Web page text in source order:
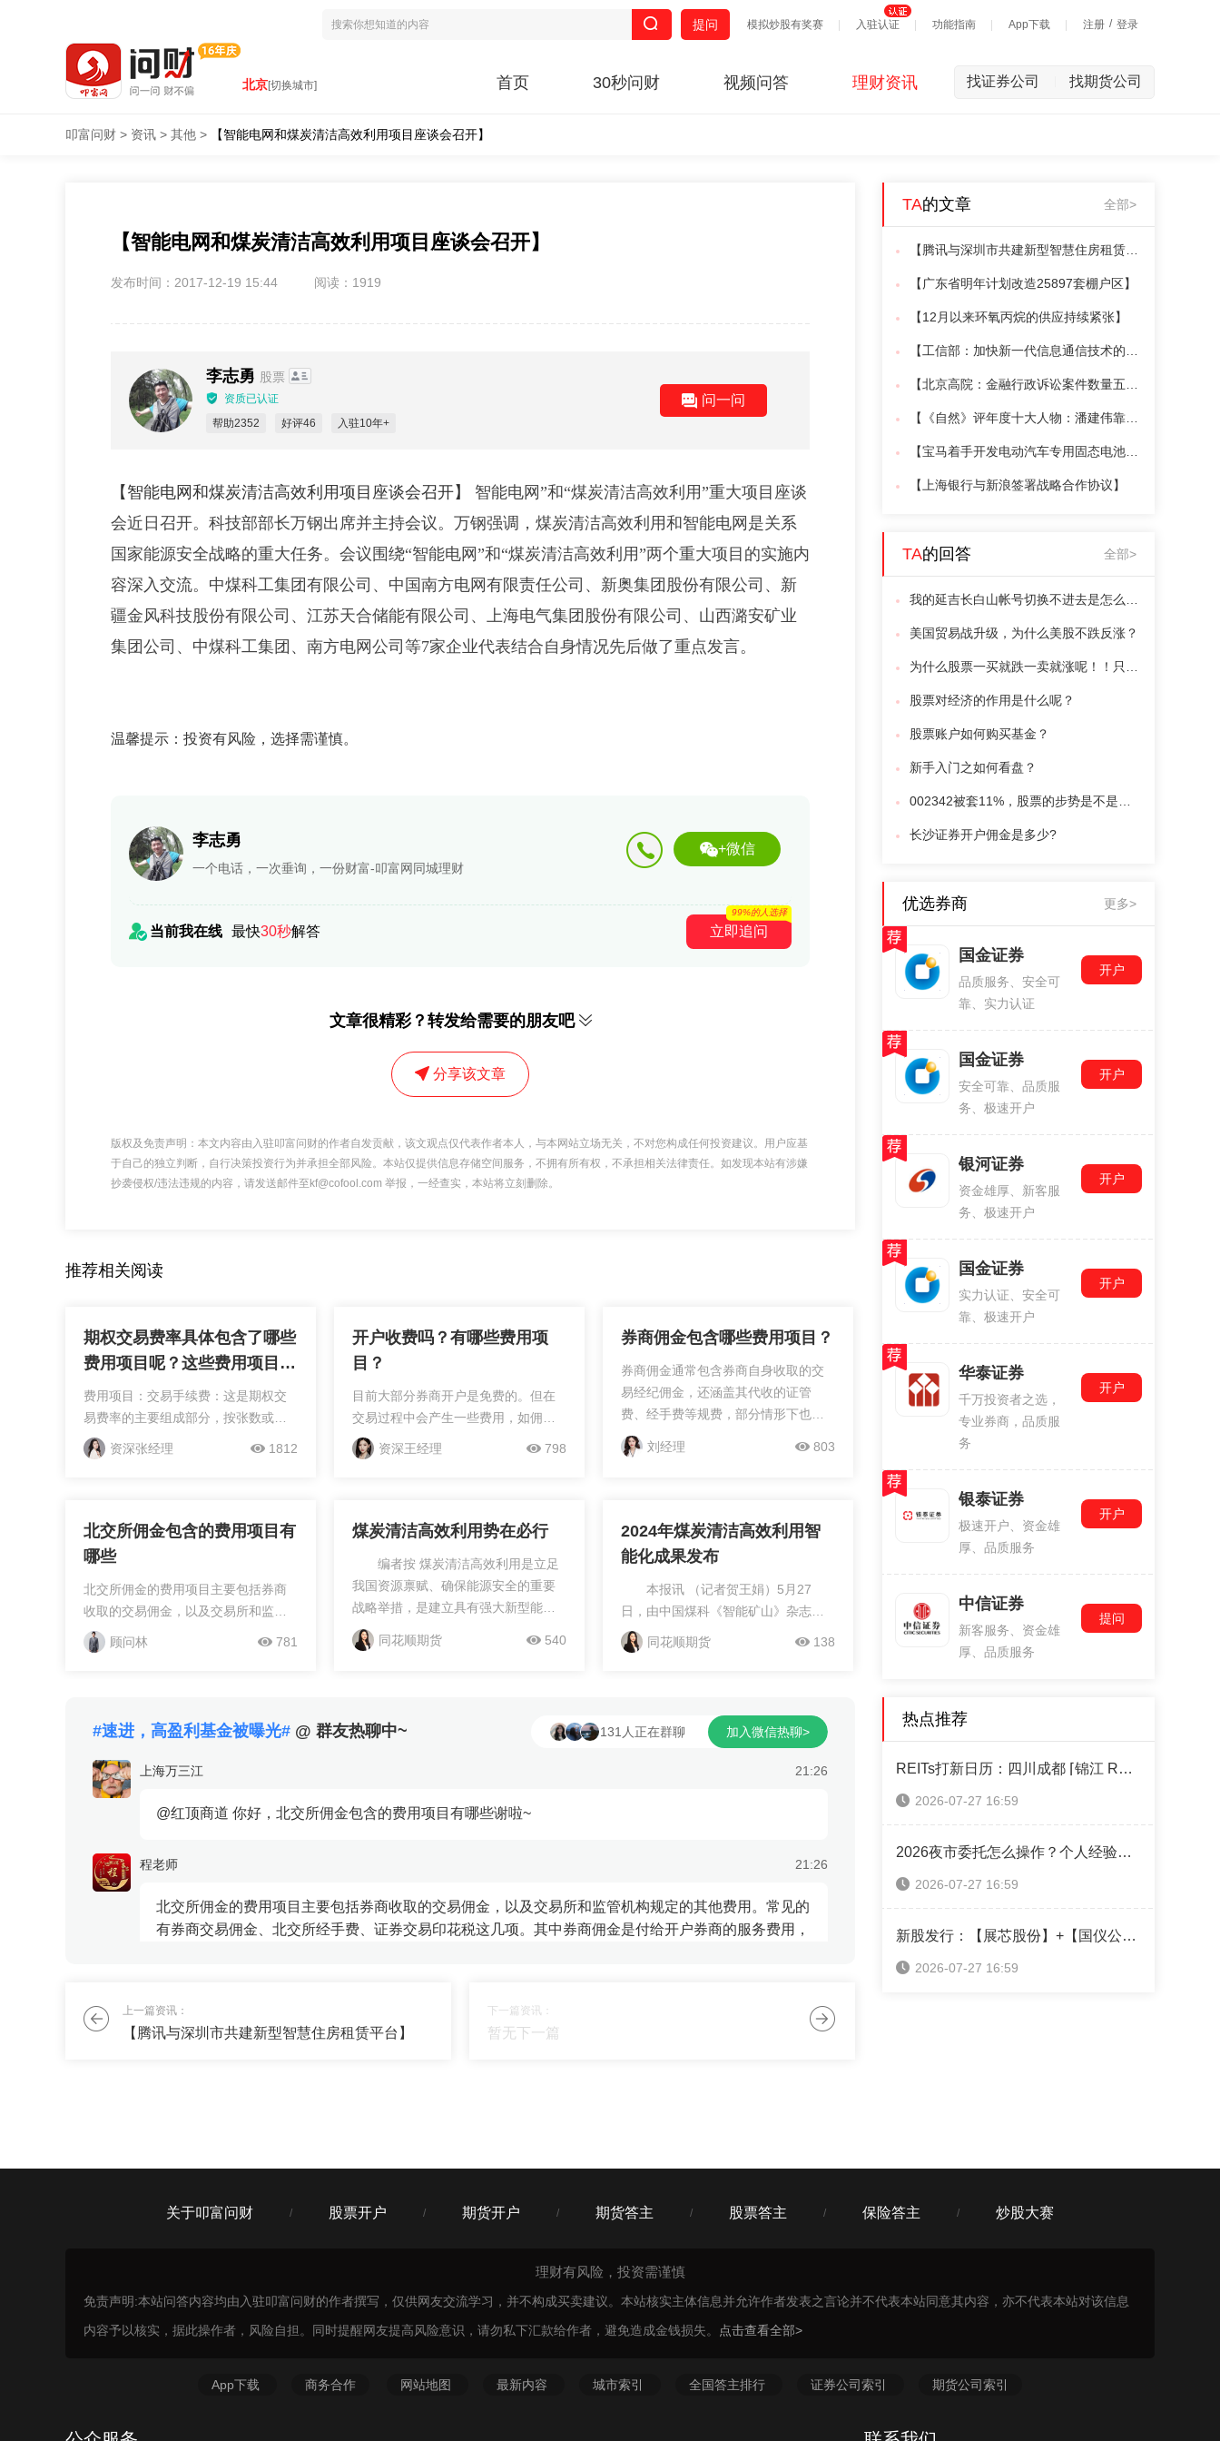
模拟炒股有奖赛 入驻认证 功能指南 App下载 注册 / 登录
提问
北京[切换城市] 首页 30秒问财 视频问答 理财资讯 找证券公司 找期货公司
叩富问财 > 资讯 > 其他 > 【智能电网和煤炭清洁高效利用项目座谈会召开】
【智能电网和煤炭清洁高效利用项目座谈会召开】
发布时间：2017-12-19 15:44 阅读：1919
李志勇 股票
资质已认证
帮助2352
好评46 入驻10年+
问一问
【智能电网和煤炭清洁高效利用项目座谈会召开】
智能电网”和“煤炭清洁高效利用”重大项目座谈
会近日召开。科技部部长万钢出席并主持会议。万钢强调，煤炭清洁高效利用和智能电网是关系
国家能源安全战略的重大任务。会议围绕“智能电网”和“煤炭清洁高效利用”两个重大项目的实施内
容深入交流。中煤科工集团有限公司、中国南方电网有限责任公司、新奥集团股份有限公司、新
疆金风科技股份有限公司、江苏天合储能有限公司、上海电气集团股份有限公司、山西潞安矿业
集团公司、中煤科工集团、南方电网公司等7家企业代表结合自身情况先后做了重点发言。
温馨提示：投资有风险，选择需谨慎。
李志勇
一个电话，一次垂询，一份财富-叩富网同城理财
+微信
当前我在线 最快30秒解答 立即追问
99%的人选择
文章很精彩？转发给需要的朋友吧
分享该文章
版权及免责声明：本文内容由入驻叩富问财的作者自发贡献，该文观点仅代表作者本人，与本网站立场无关，不对您构成任何投资建议。用户应基
于自己的独立判断，自行决策投资行为并承担全部风险。本站仅提供信息存储空间服务，不拥有所有权，不承担相关法律责任。如发现本站有涉嫌
抄袭侵权/违法违规的内容，请发送邮件至kf@cofool.com 举报，一经查实，本站将立刻删除。
推荐相关阅读
期权交易费率具体包含了哪些
费用项目呢？这些费用项目是
如何确定和收取的呢？
费用项目：交易手续费：这是期权交
易费率的主要组成部分，按张数或交
易金额的一定比例收取，如每张期权
合约收取3-5元手续费，或者按交易金
资深张经理 1812
开户收费吗？有哪些费用项
目？​
目前大部分券商开户是免费的。但在
交易过程中会产生一些费用，如佣金
（买卖股票时券商收取的费用）、印
花税（卖出股票时国家征收的税
资深王经理 798
券商佣金包含哪些费用项目？
券商佣金通常包含券商自身收取的交
易经纪佣金，还涵盖其代收的证管
费、经手费等规费，部分情形下也包
含过户费。开户支持异地操作的哦，
在手机上就可以完成开户，要开户的
刘经理 803
北交所佣金包含的费用项目有
哪些
北交所佣金的费用项目主要包括券商
收取的交易佣金，以及交易所和监管
机构规定的其他费用。常见的有券商
交易佣金、北交所经手费、证券交易
易...
顾问林 781
煤炭清洁高效利用势在必行
编者按 煤炭清洁高效利用是立足
我国资源禀赋、确保能源安全的重要
战略举措，是建立具有强大新型能源
体系、实现“双碳”目标的关键支撑。今
年将如何推进煤炭清洁高效利用？又
大势 实现“双碳”目标，煤炭清洁高
今年的《政府工作报告》强调，我国
要推进煤炭清洁高效利用和技术研
同花顺期货 540
2024年煤炭清洁高效利用智
能化成果发布
本报讯 （记者贺王娟）5月27
日，由中国煤科《智能矿山》杂志主
办的“2024年煤炭清洁高效利用智能化
成果发布暨选煤厂智能化建设论坛”在
山》主编王国法作了题为《能源转型
中的煤炭产业高端化智能化绿色化发
展》的主题报告。发布了2024年10项
出人物35人。 会议同期举办了选
同花顺期货 138
#速进，高盈利基金被曝光# @ 群友热聊中~
上海万三江 21:26
@红顶商道 你好，北交所佣金包含的费用项目有哪些谢啦~
程老师 21:26
北交所佣金的费用项目主要包括券商收取的交易佣金，以及交易所和监管机构规定的其他费用。常见的
有券商交易佣金、北交所经手费、证券交易印花税这几项。其中券商佣金是付给开户券商的服务费用，
我最近股票亏了，不想全仓冒险了，能否给我一些稳定收益+搏高收益的产品，我配置一些对冲风险？
131人正在群聊 加入微信热聊>
上一篇资讯：
【腾讯与深圳市共建新型智慧住房租赁平台】
下一篇资讯：
暂无下一篇
TA的文章 全部>
【广东省明年计划改造25897套棚户区】
【12月以来环氧丙烷的供应持续紧张】
【上海银行与新浪签​署战略合作协议】
TA的回答 全部>
美国贸易战升级，为什么美股不跌反涨？
股票对经济的作用是什么呢？
股票账户如何购买基金？
新手入门之如何看盘？
长沙证券开户佣金是多少?
优选券商 更多>
国金证券
品质服务、安全可
靠、实力认证
开户
国金证券
安全可靠、品质服
务、极速开户
开户
银河证券
资金雄厚、新客服
务、极速开户
开户
国金证券
实力认证、安全可
靠、极速开户
开户
华泰证券
千万投资者之选，
专业券商，品质服
务
开户
银泰证券
极速开户、资金雄
厚、品质服务
开户
中信证券
新客服务、资金雄
厚、品质服务
提问
热点推荐
REITs打新日历：四川成都 ⌈锦江 REIT⌋ 本周四售！（附认购操作指南）
2026-07-27 16:59
2026夜市委托怎么操作？个人经验攻略全分享
2026-07-27 16:59
新股发行：【展芯股份】+【国仪公司】+【超纯应材】本周可申购！（附打新神器）
2026-07-27 16:59
关于叩富问财 / 股票开户 / 期货开户 / 期货答主 / 股票答主 / 保险答主 / 炒股大赛
理财有风险，投资需谨慎
免责声明:本站问答内容均由入驻叩富问财的作者撰写，仅供网友交流学习，并不构成买卖建议。本站核实主体信息并允许作者发表之言论并不代表本站同意其内容，亦不代表本站对该信息
内容予以核实，据此操作者，风险自担。同时提醒网友提高风险意识，请勿私下汇款给作者，避免造成金钱损失。
点击查看全部>
App下载 商务合作 网站地图 最新内容 城市索引 全国答主排行 证券公司索引 期货公司索引